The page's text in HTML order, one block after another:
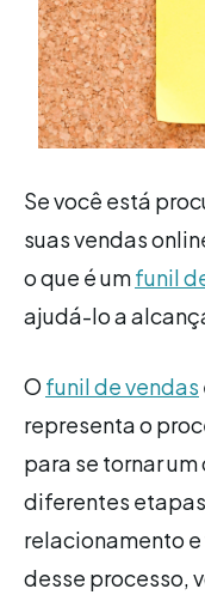
Se você está
suas vendas
o que é umfunil
ajudá-lo a
O funil de vendas
representa o
para se tornar
diferentes
relacionamento e
desse processo,